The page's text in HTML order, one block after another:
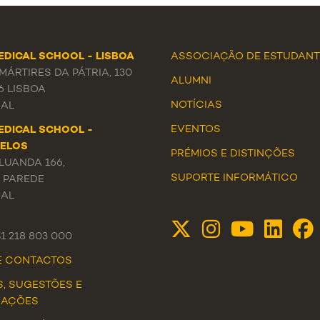
SCHOOL - LISBOA
DA PÁTRIA, 130
LISBOA
SCHOOL -
166,
218 803 000
CONTACTOS
SUGESTÕES E
ASSOCIAÇÃO DE
ALUMNI
NOTÍCIAS
EVENTOS
PRÉMIOS E DISTINÇÕES
SUPORTE INFORMÁTICO